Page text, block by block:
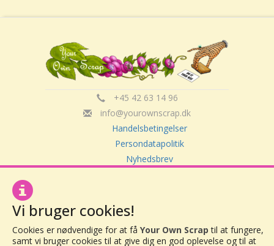
+45 42 63 14 96
info@yourownscrap.dk
Handelsbetingelser
Persondatapolitik
Nyhedsbrev
CVR: 30416082
Vi bruger cookies!
Cookies er nødvendige for at få Your Own Scrap til at fungere,
samt vi bruger cookies til at give dig en god oplevelse og til at